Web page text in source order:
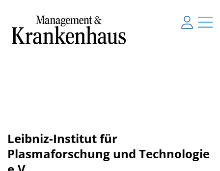
Leibniz-Institut für
Plasmaforschung und Technologie